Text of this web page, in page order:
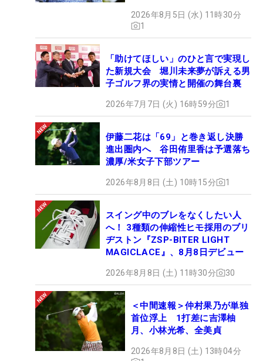
2026年8月5日 (水) 11時30分
1
「助けてほしい」のひと言で実現し
た新規大会 堀川未来夢が訴える男
子ゴルフ界の実情と開催の舞台裏
2026年7月7日 (火) 16時59分 1
伊藤二花は「69」と巻き返し決勝
進出圏内へ 谷田侑里香は予選落ち
濃厚/米女子下部ツアー
2026年8月8日 (土) 10時15分 1
スイング中のブレをなくしたい人
へ！ 3種類の伸縮性ヒモ採用のブリ
ヂストン『ZSP-BITER LIGHT
MAGICLACE』、8月8日デビュー
2026年8月8日 (土) 11時30分 30
＜中間速報＞仲村果乃が単独
首位浮上 1打差に吉澤柚
月、小林光希、全美貞
2026年8月8日 (土) 13時04分